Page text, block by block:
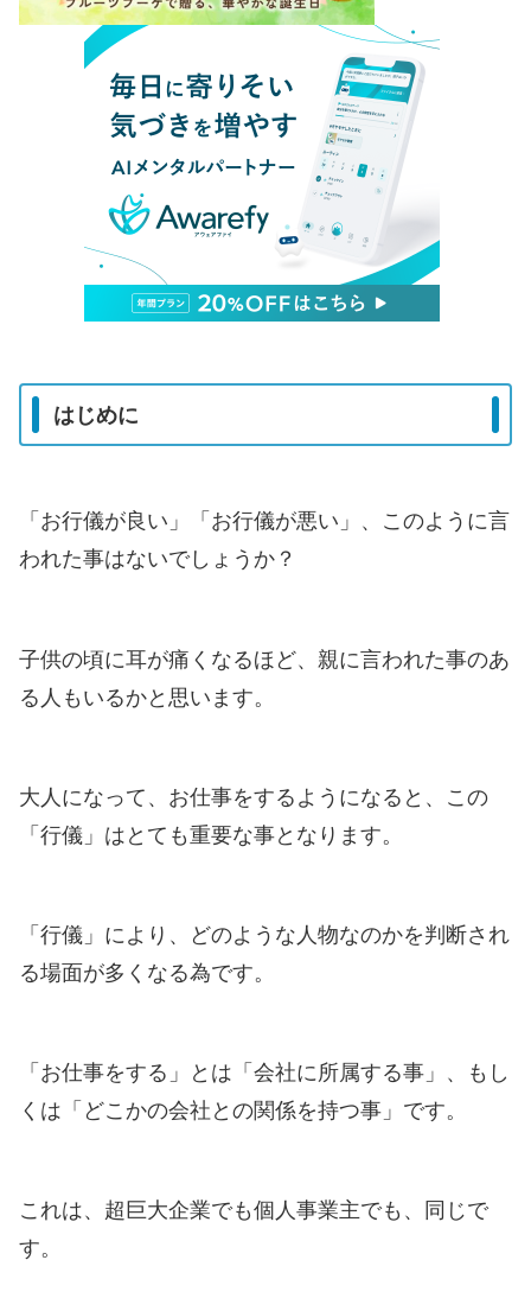
はじめに
「お行儀が良い」「お行儀が悪い」、このように言
われた事はないでしょうか？
子供の頃に耳が痛くなるほど、親に言われた事のあ
る人もいるかと思います。
大人になって、お仕事をするようになると、この
「行儀」はとても重要な事となります。
「行儀」により、どのような人物なのかを判断され
る場面が多くなる為です。
「お仕事をする」とは「会社に所属する事」、もし
くは「どこかの会社との関係を持つ事」です。
これは、超巨大企業でも個人事業主でも、同じで
す。